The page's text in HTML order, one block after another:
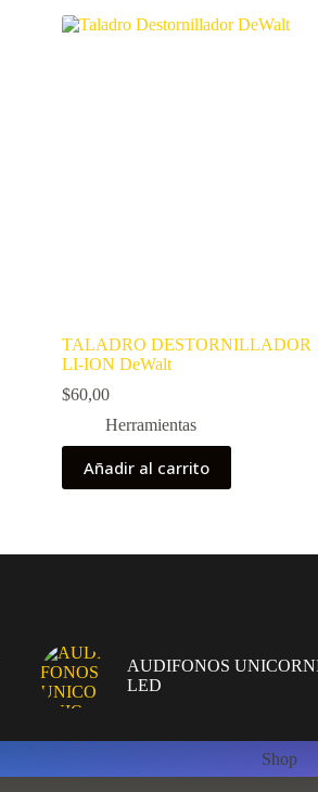
TALADRO DESTORNILLADOR
LI-ION DeWalt
$60,00
Herramientas
Añadir al carrito
AUDIFONOS
LED
Shop